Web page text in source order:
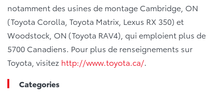
notamment des usines de montage Cambridge, ON
(Toyota Corolla, Toyota Matrix, Lexus RX 350) et
Woodstock, ON (Toyota RAV4), qui emploient plus de
5700 Canadiens. Pour plus de renseignements sur
Toyota, visitez http://www.toyota.ca/
Categories